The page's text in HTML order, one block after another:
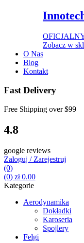
Zobacz w
O Nas
Blog
Kontakt
Fast Delivery
Free Shipping over$99
4.8
google reviews
Zaloguj / Zarejestruj
(0)
(0) zł0.00
Kategorie
Aerodynamika
Dokładki
Karoseria
Spojlery
Felgi